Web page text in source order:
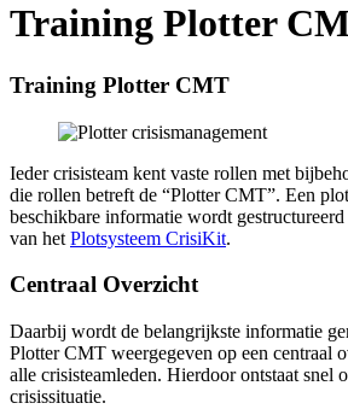
Training Plotter
Training Plotter CMT
Ieder crisisteam kent vaste rollen met
die rollen betreft de “Plotter CMT”. Een
beschikbare informatie wordt
van het Plotsysteem CrisiKit.
Centraal Overzicht
Daarbij wordt de belangrijkste informatie
Plotter CMT weergegeven op een centraal
alle crisisteamleden. Hierdoor ontstaat snel
crisissituatie.